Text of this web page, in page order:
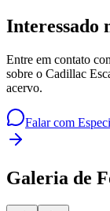
Interessado
Entre em contato
sobre o Cadillac
acervo.
Falar com
Galeria de